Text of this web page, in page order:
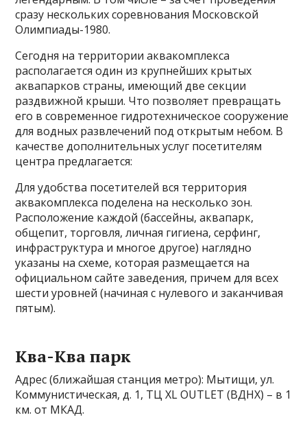
сразу нескольких соревнования Московской
Олимпиады-1980.
Сегодня на территории аквакомплекса
располагается один из крупнейших крытых
аквапарков страны, имеющий две секции
раздвижной крыши. Что позволяет превращать
его в современное гидротехническое сооружение
для водных развлечений под открытым небом. В
качестве дополнительных услуг посетителям
центра предлагается:
Для удобства посетителей вся территория
аквакомплекса поделена на несколько зон.
Расположение каждой (бассейны, аквапарк,
общепит, торговля, личная гигиена, серфинг,
инфраструктура и многое другое) наглядно
указаны на схеме, которая размещается на
официальном сайте заведения, причем для всех
шести уровней (начиная с нулевого и заканчивая
пятым).
Ква-Ква парк
Адрес (ближайшая станция метро): Мытищи, ул.
Коммунистическая, д. 1, ТЦ XL OUTLET (ВДНХ) – в 1
км. от МКАД.